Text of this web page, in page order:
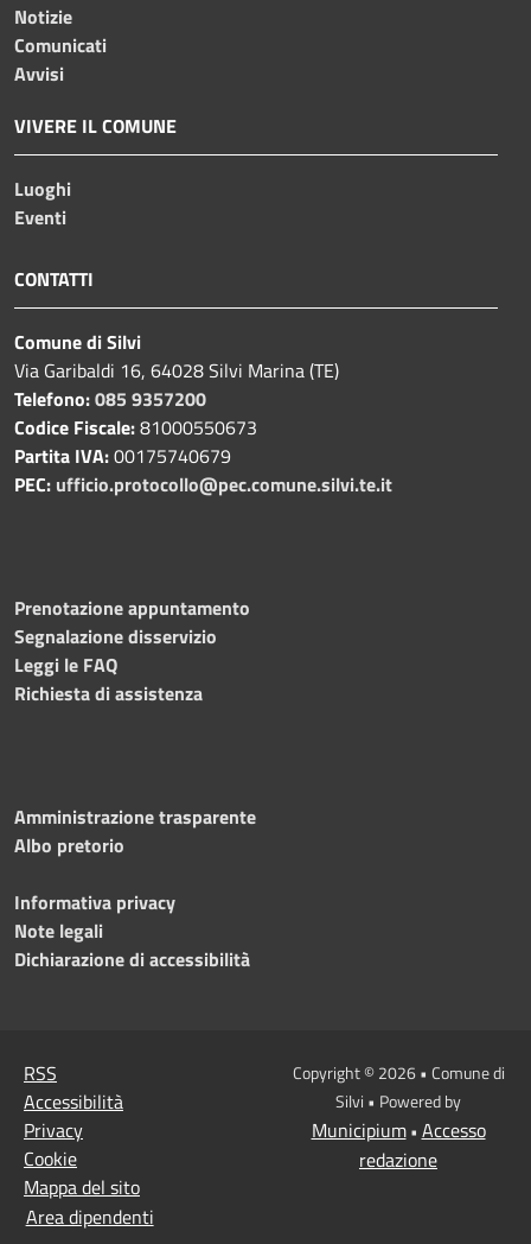
Notizie
Comunicati
Avvisi
VIVERE IL COMUNE
Luoghi
Eventi
CONTATTI
Comune di Silvi
Via Garibaldi 16, 64028 Silvi Marina (TE)
Telefono:085 9357200
Codice Fiscale:81000550673
Partita IVA:00175740679
PEC: ufficio.protocollo@pec.comune.silvi.te.it
Prenotazione appuntamento
Segnalazione disservizio
Leggi le FAQ
Richiesta di assistenza
Amministrazione trasparente
Albo pretorio
Informativa privacy
Note legali
Dichiarazione di accessibilità
RSS
Accessibilità
Privacy
Cookie
Mappa del sito
Area dipendenti
Copyright © 2026 • Comune di
Silvi • Powered by
Municipium• Accesso
redazione